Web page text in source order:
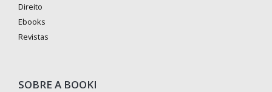
Direito
Ebooks
Revistas
SOBRE A BOOKI